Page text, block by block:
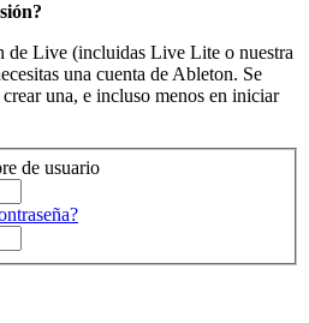
de Live (incluidas Live Lite o nuestra
una cuenta de Ableton. Se
una, e incluso menos en iniciar
de usuario